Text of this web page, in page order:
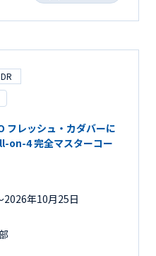
DR
フレッシュ・カダバーに
on-4 完全マスターコー
年10月25日